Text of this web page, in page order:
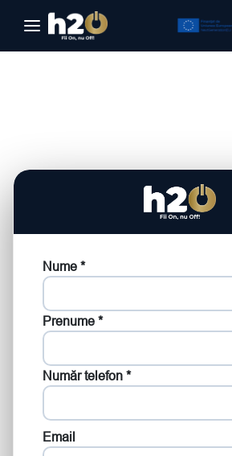
Nume *
Prenume *
Număr telefon *
Email